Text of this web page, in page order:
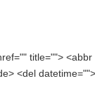
title="">
<del